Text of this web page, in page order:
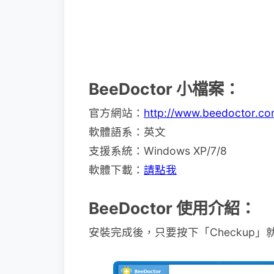
BeeDoctor 小檔案：
官方網站： http://
軟體語系：英文
支援系統：Windows XP/7/8
軟體下載： 請點我
BeeDoctor 使用介紹：
安裝完成後，只要按下「Checkup」